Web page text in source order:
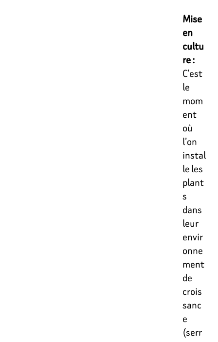
Mise
en
cultu
re :
C’est
le
mom
ent
où
l’on
instal
le les
plant
s
dans
leur
envir
onne
ment
de
crois
sanc
e
(serr